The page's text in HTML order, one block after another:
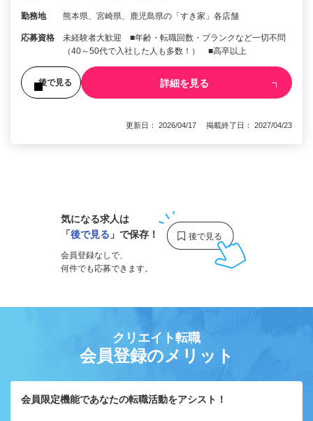
勤務地 熊本県、宮崎県、鹿児島県の「すき家」各店舗
応募資格
未経験者大歓迎 ■年齢・転職回数・ブランクなど一切不問
（40～50代で入社した人も多数！） ■高卒以上
後で見る 詳細を見る
更新日： 2026/04/17 掲載終了日： 2027/04/23
気になる求人は
「後で見る 」で保存！
会員登録なしで、
何件でも応募できます。
クリエイト転職
会員登録のメリット
会員限定機能であなたの転職活動をアシスト！